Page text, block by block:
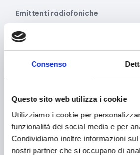
Consenso
Questo sito web utilizza i cookie
Utilizziamo i cookie per
funzionalità dei social media e per
Condividiamo inoltre informazioni
nostri partner che si occupano di
Emittenti radiofoniche
Energie Rinnovabili
Farmaceutico
Farmacia e/o chimica
Fiere ed eventi